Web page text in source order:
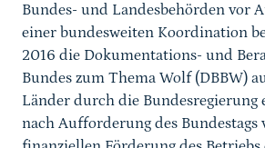
Bundes- und Landesbehörden vor
einer bundesweiten Koordination
2016 die Dokumentations- und
Bundes zum Thema Wolf (DBBW)
Länder durch die Bundesregierung
nach Aufforderung des